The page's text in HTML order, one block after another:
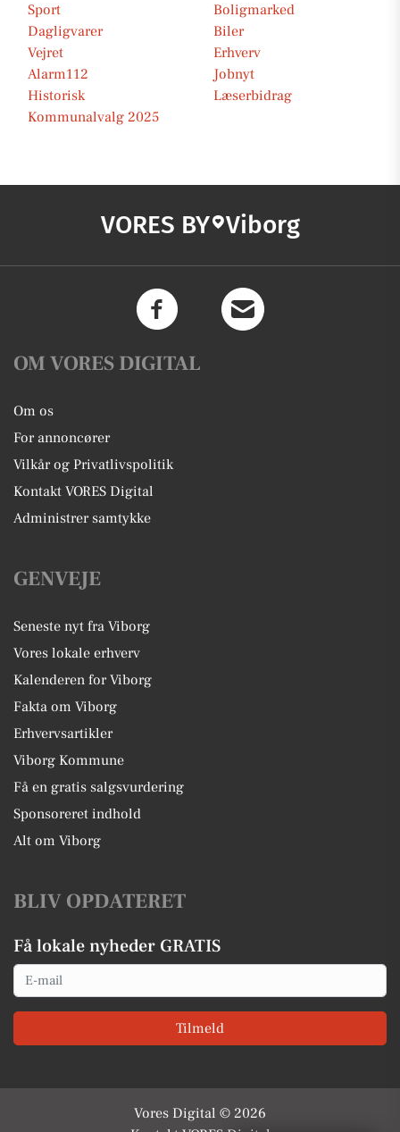
Sport
Boligmarked
Dagligvarer
Biler
Vejret
Erhverv
Alarm112
Jobnyt
Historisk
Læserbidrag
Kommunalvalg 2025
VORES BY Viborg
OM VORES DIGITAL
Om os
For annoncører
Vilkår og Privatlivspolitik
Kontakt VORES Digital
Administrer samtykke
GENVEJE
Seneste nyt fra Viborg
Vores lokale erhverv
Kalenderen for Viborg
Fakta om Viborg
Erhvervsartikler
Viborg Kommune
Få en gratis salgsvurdering
Sponsoreret indhold
Alt om Viborg
BLIV OPDATERET
Få lokale nyheder GRATIS
Email
Tilmeld
Vores Digital © 2026